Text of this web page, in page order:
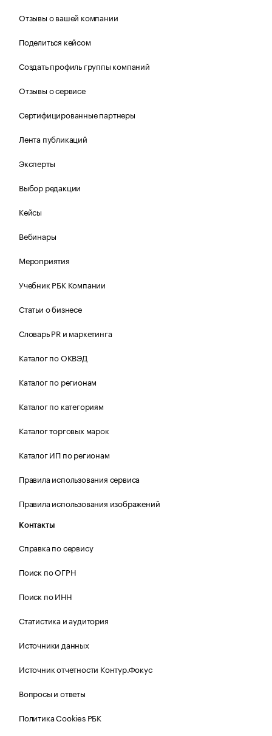
Отзывы о вашей компании
Поделиться кейсом
Создать профиль группы компаний
Отзывы о сервисе
Сертифицированные партнеры
Лента публикаций
Эксперты
Выбор редакции
Кейсы
Вебинары
Мероприятия
Учебник РБК Компании
Статьи о бизнесе
Словарь PR и маркетинга
Каталог по ОКВЭД
Каталог по регионам
Каталог по категориям
Каталог торговых марок
Каталог ИП по регионам
Правила использования сервиса
Правила использования изображений
Контакты
Справка по сервису
Поиск по ОГРН
Поиск по ИНН
Статистика и аудитория
Источники данных
Источник отчетности Контур.Фокус
Вопросы и ответы
Политика Cookies РБК